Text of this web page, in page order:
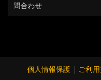
問合わせ
個人情報保護 | ご利